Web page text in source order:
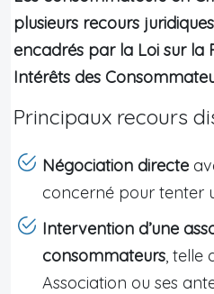
plusieurs recours
encadrés par la Loi sur la
Intérêts des
Principaux recours
Négociation directe
concerné pour tenter
Intervention d’une
consommateurs, telle
Association ou ses